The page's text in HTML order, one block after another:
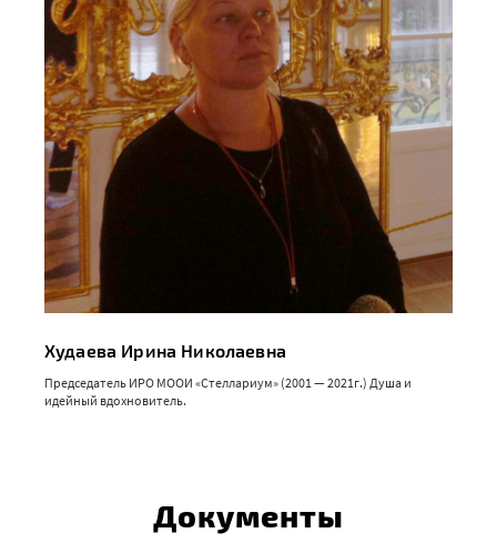
Худаева Ирина Николаевна
Председатель ИРО МООИ «Стеллариум» (2001 — 2021г.) Душа и
идейный вдохновитель.
Документы